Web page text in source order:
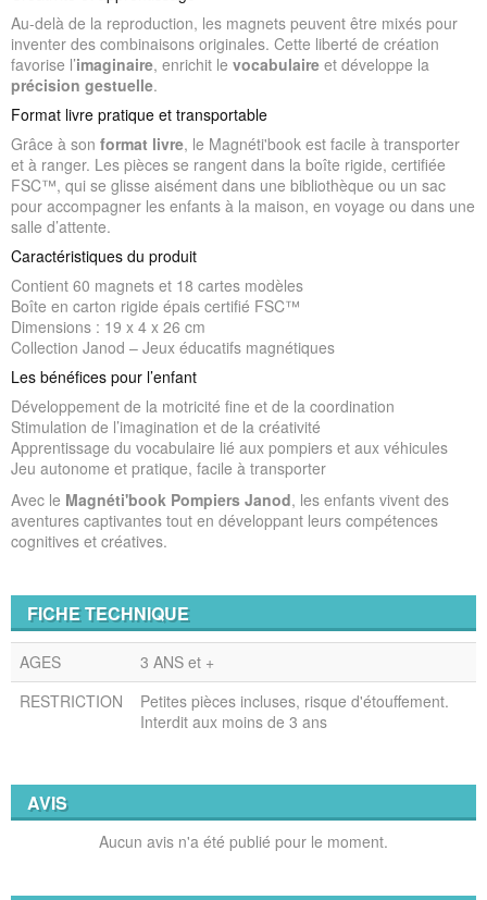
Au-delà de la reproduction, les magnets peuvent être mixés pour
inventer des combinaisons originales. Cette liberté de création
favorise l’imaginaire, enrichit le vocabulaire et développe la
précision gestuelle.
Format livre pratique et transportable
Grâce à son format livre, le Magnéti'book est facile à transporter
et à ranger. Les pièces se rangent dans la boîte rigide, certifiée
FSC™, qui se glisse aisément dans une bibliothèque ou un sac
pour accompagner les enfants à la maison, en voyage ou dans une
salle d’attente.
Caractéristiques du produit
Contient 60 magnets et 18 cartes modèles
Boîte en carton rigide épais certifié FSC™
Dimensions : 19 x 4 x 26 cm
Collection Janod – Jeux éducatifs magnétiques
Les bénéfices pour l’enfant
Développement de la motricité fine et de la coordination
Stimulation de l’imagination et de la créativité
Apprentissage du vocabulaire lié aux pompiers et aux véhicules
Jeu autonome et pratique, facile à transporter
Avec le Magnéti'book Pompiers Janod, les enfants vivent des
aventures captivantes tout en développant leurs compétences
cognitives et créatives.
FICHE TECHNIQUE
AGES
3 ANS et +
RESTRICTION
Petites pièces incluses, risque d'étouffement.
Interdit aux moins de 3 ans
AVIS
Aucun avis n'a été publié pour le moment.